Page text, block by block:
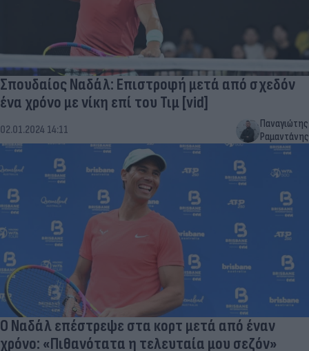
Σπουδαίος Ναδάλ: Επιστροφή μετά από σχεδόν
ένα χρόνο με νίκη επί του Τιμ [vid]
02.01.2024 14:11
Παναγιώτης
Ραμαντάνης
Ο Ναδάλ επέστρεψε στα κορτ μετά από έναν
χρόνο: «Πιθανότατα η τελευταία μου σεζόν»